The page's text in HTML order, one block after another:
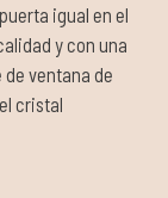
igual en el
y con una
ventana de
cristal